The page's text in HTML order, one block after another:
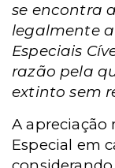
se encontra
legalmente
Especiais
razão pela
extinto sem
A apreciação
Especial em